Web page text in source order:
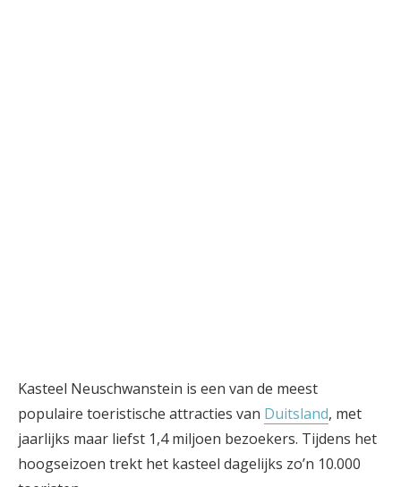
Kasteel Neuschwanstein is een van de meest
populaire toeristische attracties van Duitsland, met
jaarlijks maar liefst 1,4 miljoen bezoekers. Tijdens het
hoogseizoen trekt het kasteel dagelijks zo’n 10.000